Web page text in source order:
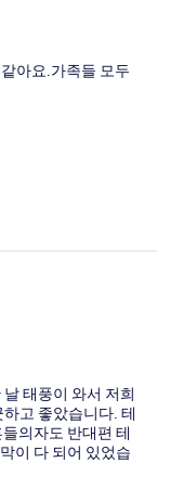
아요.가족들 모두
태풍이 와서 저희
고 좋았습니다. 테
의자도 반대편 테
이 다 되어 있었습